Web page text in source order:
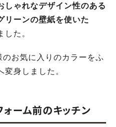
しゃれなデザイン性のある
リーンの壁紙を使いた
した。
お気に入りのカラーをふ
身しました。
ーム前のキッチン